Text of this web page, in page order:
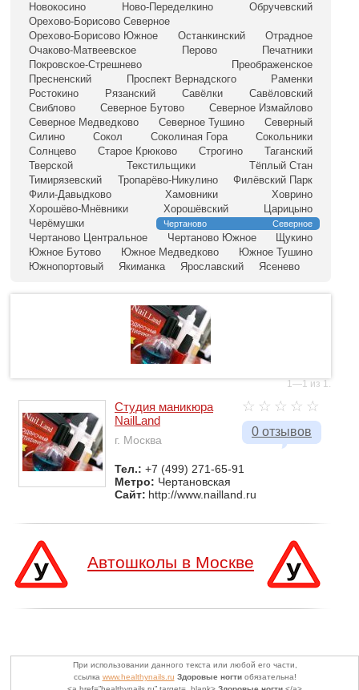
Новокосино
Ново-Переделкино
Обручевский
Орехово-Борисово Северное
Орехово-Борисово Южное
Останкинский
Отрадное
Очаково-Матвеевское
Перово
Печатники
Покровское-Стрешнево
Преображенское
Пресненский
Проспект Вернадского
Раменки
Ростокино
Рязанский Савёлки
Савёловский
Свиблово
Северное Бутово
Северное Измайлово
Северное Медведково
Северное Тушино
Северный
Силино
Сокол Соколиная Гора
Сокольники
Солнцево
Старое Крюково Строгино
Таганский
Тверской
Текстильщики
Тёплый Стан
Тимирязевский
Тропарёво-Никулино
Филёвский Парк
Фили-Давыдково
Хамовники
Ховрино
Хорошёво-Мнёвники
Хорошёвский
Царицыно
Черёмушки
Чертаново Северное
Чертаново Центральное Чертаново Южное
Щукино
Южное Бутово
Южное Медведково
Южное Тушино
Южнопортовый
Якиманка Ярославский Ясенево
1—1 из 1.
0 отзывов
Студия маникюра
NailLand
г. Москва
Тел.: +7 (499) 271-65-91
Метро: Чертановская
Сайт: http://www.nailland.ru
Автошколы в Москве
При использовании данного текста или любой его части,
ссылка www.healthynails.ru Здоровые ногтиобязательна!